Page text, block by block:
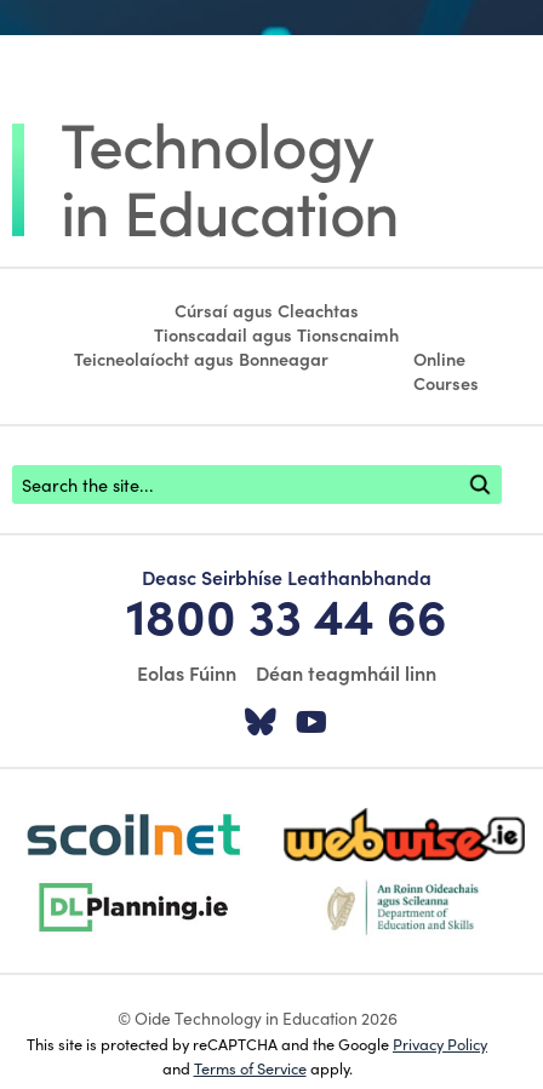
Cúrsaí agus Cleachtas
Tionscadail agus Tionscnaimh
Teicneolaíocht agus Bonneagar
Online
Courses
Footer search
Deasc Seirbhíse Leathanbhanda
1800 33 44 66
Eolas Fúinn Déan teagmháil linn
Tabhair cuairt ar
scoilnet-footer-logo3 webwise-logo-sticky
dlplanning-footer-logo-5 dept-education-footer-
© Oide Technology in Education 2026
This site is protected by reCAPTCHA and the Google Privacy Policy
and Terms of Serviceapply.